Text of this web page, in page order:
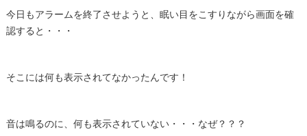
今日もアラームを終了させようと、眠い目をこすりながら画面を確
認すると・・・
そこには何も表示されてなかったんです！
音は鳴るのに、何も表示されていない・・・なぜ？？？